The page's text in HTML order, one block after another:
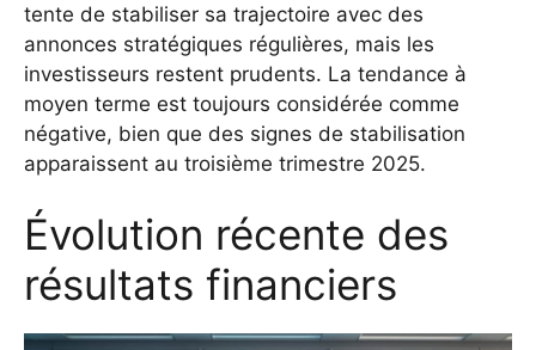
tente de stabiliser sa trajectoire avec des
annonces stratégiques régulières, mais les
investisseurs restent prudents. La tendance à
moyen terme est toujours considérée comme
négative, bien que des signes de stabilisation
apparaissent au troisième trimestre 2025.
Évolution récente des
résultats financiers